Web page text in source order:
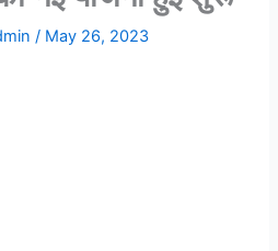
/ May 26, 2023